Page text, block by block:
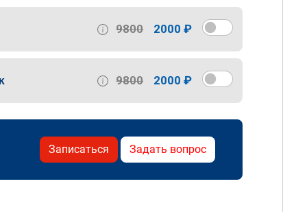
9800 2000 ₽
9800 2000 ₽
Записаться Задать вопрос